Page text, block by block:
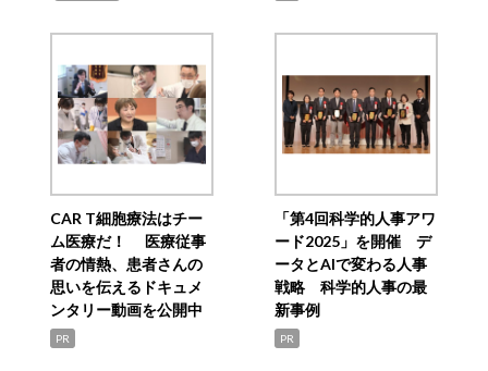
CAR T細胞療法はチー
ム医療だ！ 医療従事
者の情熱、患者さんの
思いを伝えるドキュメ
ンタリー動画を公開中
PR
「第4回科学的人事アワ
ード2025」を開催 デ
ータとAIで変わる人事
戦略 科学的人事の最
新事例
PR